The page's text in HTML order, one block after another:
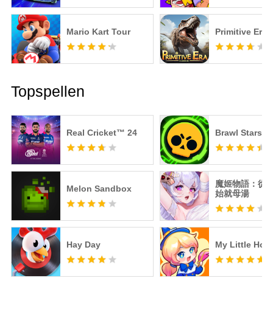
Mario Kart Tour Primitive Era
Topspellen
Real Cricket™ 24
Melon Sandbox
Hay Day
Brawl Stars
魔姬物語：從
始就母湯
My Little